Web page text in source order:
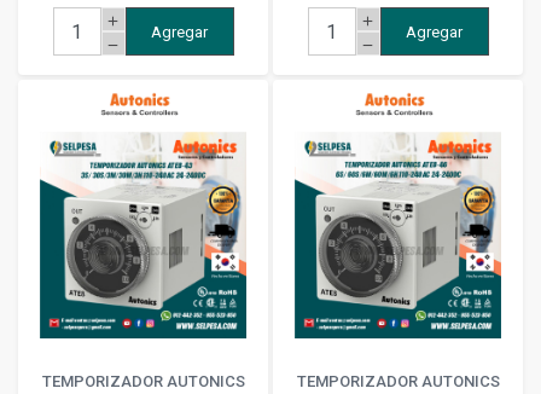
add
remove
Agregar
add
remove
Agregar
TEMPORIZADOR AUTONICS
TEMPORIZADOR AUTONICS